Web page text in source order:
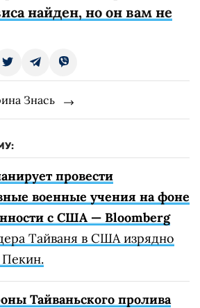
найден, но он вам не
Знась
провести
военные учения на фоне
с США — Bloomberg
Тайваня в США изрядно
Пекин.
Тайваньского пролива